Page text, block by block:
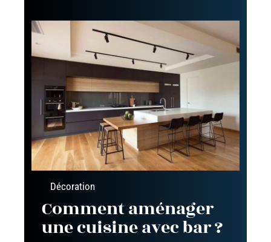
Décoration
Comment aménager
une cuisine avec bar ?